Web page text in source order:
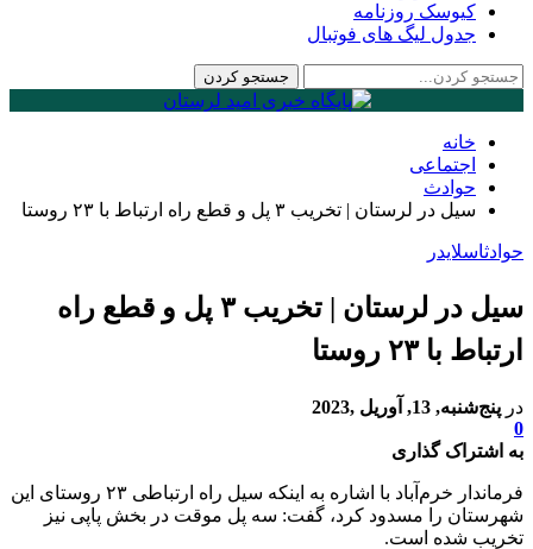
کیوسک روزنامه
جدول لیگ های فوتبال
خانه
اجتماعی
حوادث
سیل در لرستان | تخریب ۳ پل و قطع راه ارتباط با ۲۳ روستا
حوادثاسلایدر
سیل در لرستان | تخریب ۳ پل و قطع راه
ارتباط با ۲۳ روستا
در پنج‌شنبه, 13, آوریل ,2023
0
به اشتراک گذاری
فرماندار خرم‌آباد با اشاره به اینکه سیل راه ارتباطی ۲۳ روستای این
شهرستان را مسدود کرد، گفت: سه پل موقت در بخش پاپی نیز
تخریب‌ شده است.